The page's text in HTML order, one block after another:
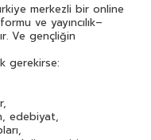
merkezli bir online
ve yayıncılık–
Ve gençliğin
gerekirse:
edebiyat,